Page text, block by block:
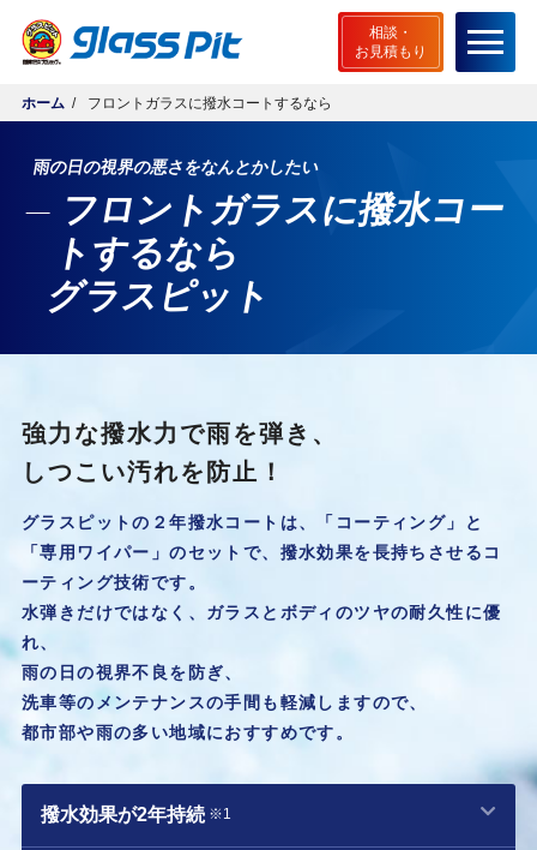
相談・
お見積もり
ホーム
グラスピットとは
無料相談・お見積もり
ご相談から施工までの流れ
安心サポート
お客様の声
ホーム フロントガラスに撥水コートするなら
雨の日の視界の悪さをなんとかしたい
フロントガラスに撥水コー
トするなら
グラスピット
強力な撥水力で雨を弾き、
しつこい汚れを防止！
グラスピットの２年撥水コートは、「コーティング」と
「専用ワイパー」のセットで、撥水効果を長持ちさせるコ
ーティング技術です。
水弾きだけではなく、ガラスとボディのツヤの耐久性に優
れ、
雨の日の視界不良を防ぎ、
洗車等のメンテナンスの手間も軽減しますので、
都市部や雨の多い地域におすすめです。
撥水効果が2年持続 ※1